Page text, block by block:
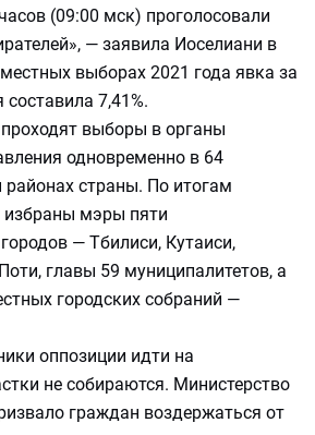
(09:00 мск) проголосовали
— заявила Иоселиани в
выборах 2021 года явка за
7,41%.
проходят выборы в органы
одновременно в 64
районах страны. По итогам
избраны мэры пяти
— Тбилиси, Кутаиси,
главы 59 муниципалитетов, а
городских собраний —
оппозиции идти на
не собираются. Министерство
граждан воздержаться от